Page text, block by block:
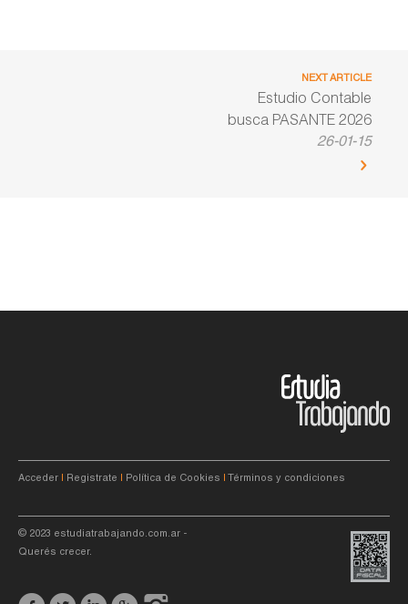
NEXT ARTICLE
Estudio Contable
busca PASANTE 2026
26-01-15
Acceder Registrate Política de Cookies Términos y condiciones
© 2023 estudiatrabajando.com.ar -
Querés crecer.